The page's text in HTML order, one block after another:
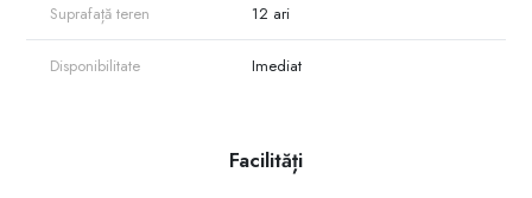
🌿 Beneficii:
• Peisaj deosebit, aer curat și liniște
• Acces rapid la Chișinău – 20 minute cu mașina
💰 O investiție sigură și un loc ideal pentru
Suprafață teren 12 ari
Disponibilitate Imediat
Facilități